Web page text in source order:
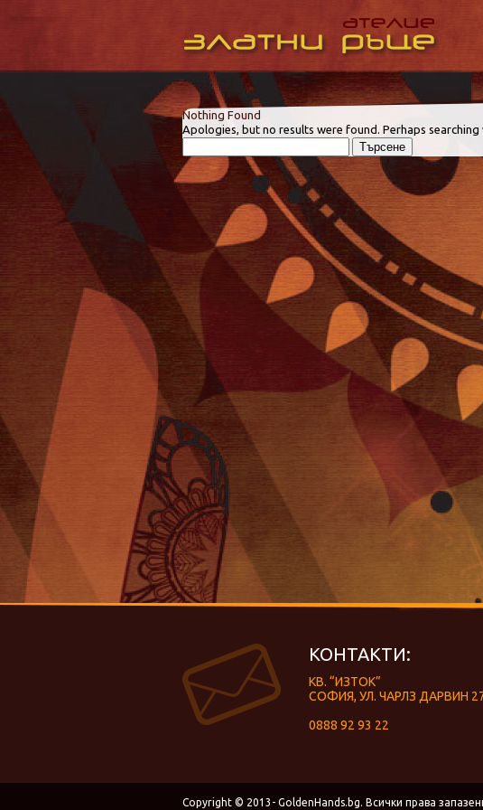
Nothing Found
Apologies, but no results were found. Perhaps
за:
КОНТАКТИ:
КВ. “ИЗТОК”
СОФИЯ, УЛ. ЧАРЛЗ ДАРВИН
0888 92 93 22
Copyright © 2013- GoldenHands.bg. Всички права